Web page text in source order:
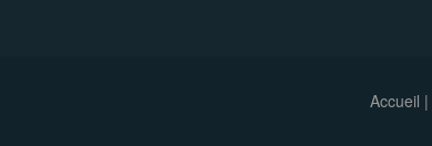
Accueil |